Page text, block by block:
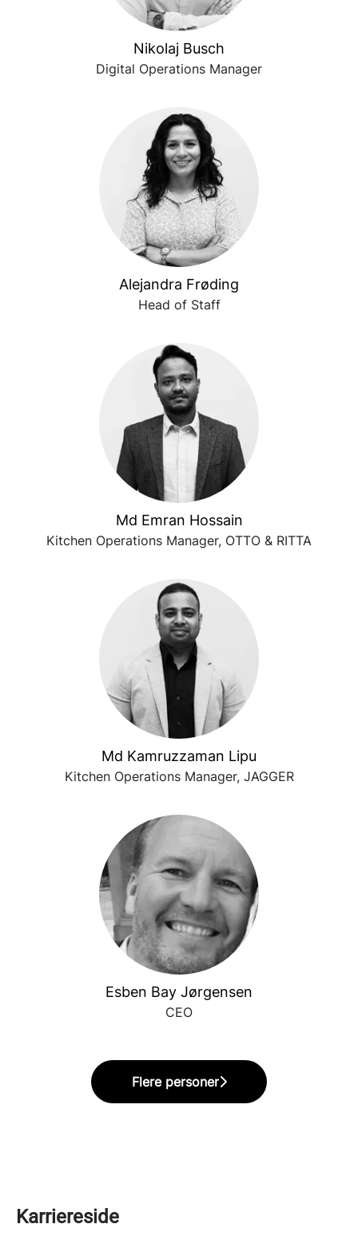
Nikolaj Busch
Digital Operations Manager
Alejandra Frøding
Head of Staff
Md Emran Hossain
Kitchen Operations Manager, OTTO & RITTA
Md Kamruzzaman Lipu
Kitchen Operations Manager, JAGGER
Esben Bay Jørgensen
CEO
Flere personer
Karriereside